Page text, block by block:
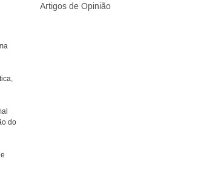
do
Artigos de Opinião